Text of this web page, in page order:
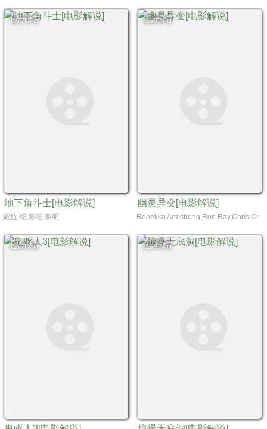
已完结
地下角斗士[电影解说]
戴拉·绍,黎唯,黎明
已完结
幽灵异变[电影解说]
Rebekka Armstrong,Ron Ray,Chris
已完结 已完结